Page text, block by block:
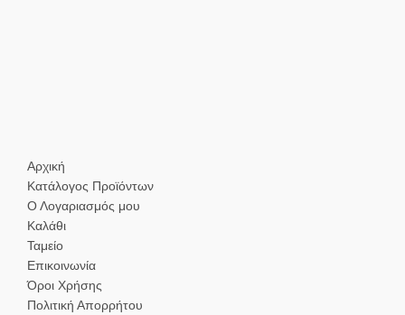
Αρχική
Κατάλογος Προϊόντων
Ο Λογαριασμός μου
Καλάθι
Ταμείο
Επικοινωνία
Όροι Χρήσης
Πολιτική Απορρήτου